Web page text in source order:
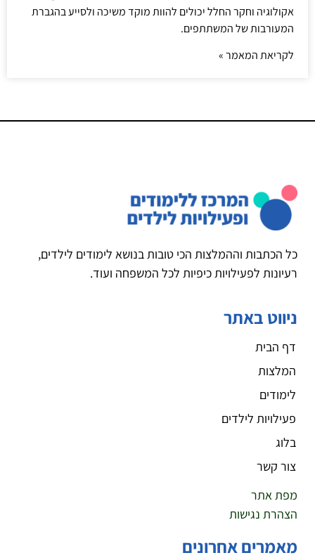
אקולוגיה וחקר החלל יכולים להוות מוקד משיכה ולסייע בהגברת
המעורבות של המשתתפים.
לקריאת המאמר »
כל הכתבות וההמלצות הכי טובות בנושא לימודים לילדים,
רעיונות לפעילויות כיפיות לכל המשפחה ועוד.
ניווט באתר
דף הבית
המלצות
לימודים
פעילויות לילדים
בלוג
צור קשר
מפת אתר
הצהרת נגישות
מאמרים אחרונים